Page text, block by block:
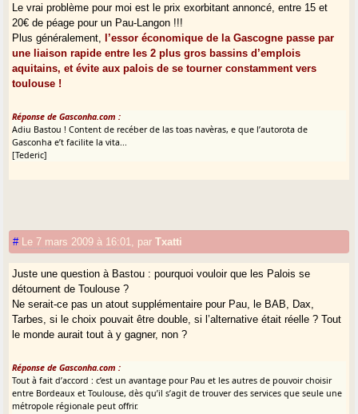
Le vrai problème pour moi est le prix exorbitant annoncé, entre 15 et
20€ de péage pour un Pau-Langon !!!
Plus généralement,
l’essor économique de la Gascogne passe par
une liaison rapide entre les 2 plus gros bassins d’emplois
aquitains, et évite aux palois de se tourner constamment vers
toulouse !
Réponse de Gasconha.com :
Adiu Bastou ! Content de recéber de las toas navèras, e que l’autorota de
Gasconha e’t facilite la vita...
[Tederic]
# Le 7 mars 2009 à 16:01 parTxatti
Juste une question à Bastou : pourquoi vouloir que les Palois se
détournent de Toulouse ?
Ne serait-ce pas un atout supplémentaire pour Pau, le BAB, Dax,
Tarbes, si le choix pouvait être double, si l’alternative était réelle ? Tout
le monde aurait tout à y gagner, non ?
Réponse de Gasconha.com :
Tout à fait d’accord : c’est un avantage pour Pau et les autres de pouvoir choisir
entre Bordeaux et Toulouse, dès qu’il s’agit de trouver des services que seule une
métropole régionale peut offrir.